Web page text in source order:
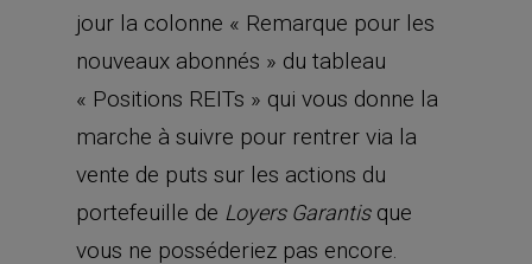
jour la colonne « Remarque pour les
nouveaux abonnés » du tableau
« Positions REITs » qui vous donne la
marche à suivre pour rentrer via la
vente de puts sur les actions du
portefeuille de Loyers Garantisque
vous ne posséderiez pas encore.